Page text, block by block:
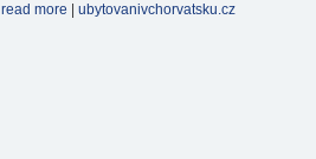
read more ubytovanivchorvatsku.cz